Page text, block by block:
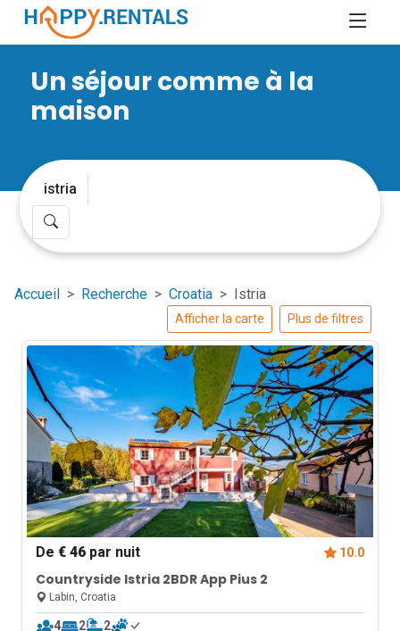
Un séjour comme à la
maison
Accueil Recherche Croatia Istria
Afficher la carte Plus de filtres
De€ 46 par nuit 10.0
Countryside Istria 2BDR App Pius 2
Labin, Croatia
4 2 2